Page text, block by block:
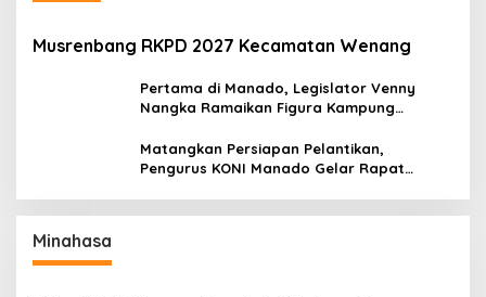
Musrenbang RKPD 2027 Kecamatan Wenang
Pertama di Manado, Legislator Venny
Nangka Ramaikan Figura Kampung
Matangkan Persiapan Pelantikan,
Pengurus KONI Manado Gelar Rapat
Minahasa